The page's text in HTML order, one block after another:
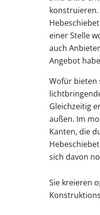
einer Stelle
auch
Angebot
Wofür bieten
Gleichzeitig
außen. Im
Kanten, die
sich davon
Sie kreieren